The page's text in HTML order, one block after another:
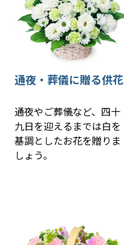
通夜・葬儀に贈る供花
通夜やご葬儀など、四十
九日を迎えるまでは白を
基調としたお花を贈りま
しょう。